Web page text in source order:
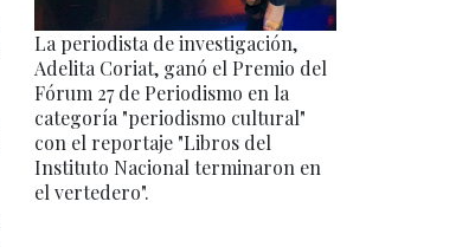
La periodista de investigación,
Adelita Coriat, ganó el Premio del
Fórum 27 de Periodismo en la
categoría "periodismo cultural"
con el reportaje "Libros del
Instituto Nacional terminaron en
el vertedero".